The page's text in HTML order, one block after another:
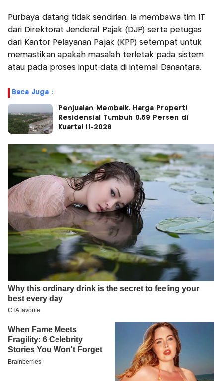
Purbaya datang tidak sendirian. Ia membawa tim IT
dari Direktorat Jenderal Pajak (DJP) serta petugas
dari Kantor Pelayanan Pajak (KPP) setempat untuk
memastikan apakah masalah terletak pada sistem
atau pada proses input data di internal Danantara.
Baca Juga :
Penjualan Membaik, Harga Properti
Residensial Tumbuh 0,69 Persen di
Kuartal II-2026